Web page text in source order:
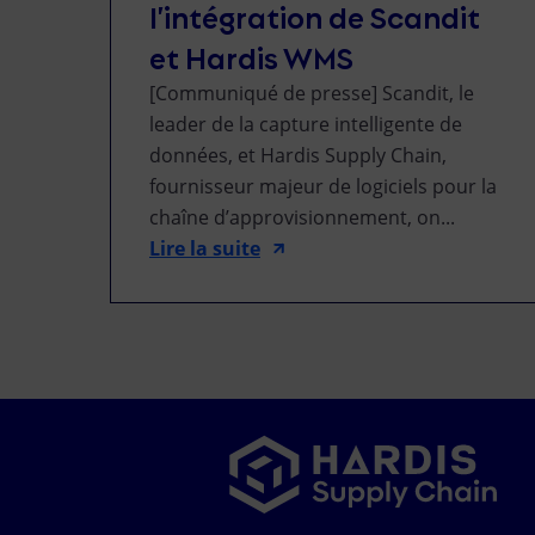
l’intégration de Scandit
et Hardis WMS
[Communiqué de presse] Scandit, le
leader de la capture intelligente de
données, et Hardis Supply Chain,
fournisseur majeur de logiciels pour la
chaîne d’approvisionnement, on...
Lire la suite